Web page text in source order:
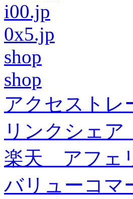
i00.jp
0x5.jp
shop
shop
アクセスト
リンクシェ
楽天 アフェ
バリューコ